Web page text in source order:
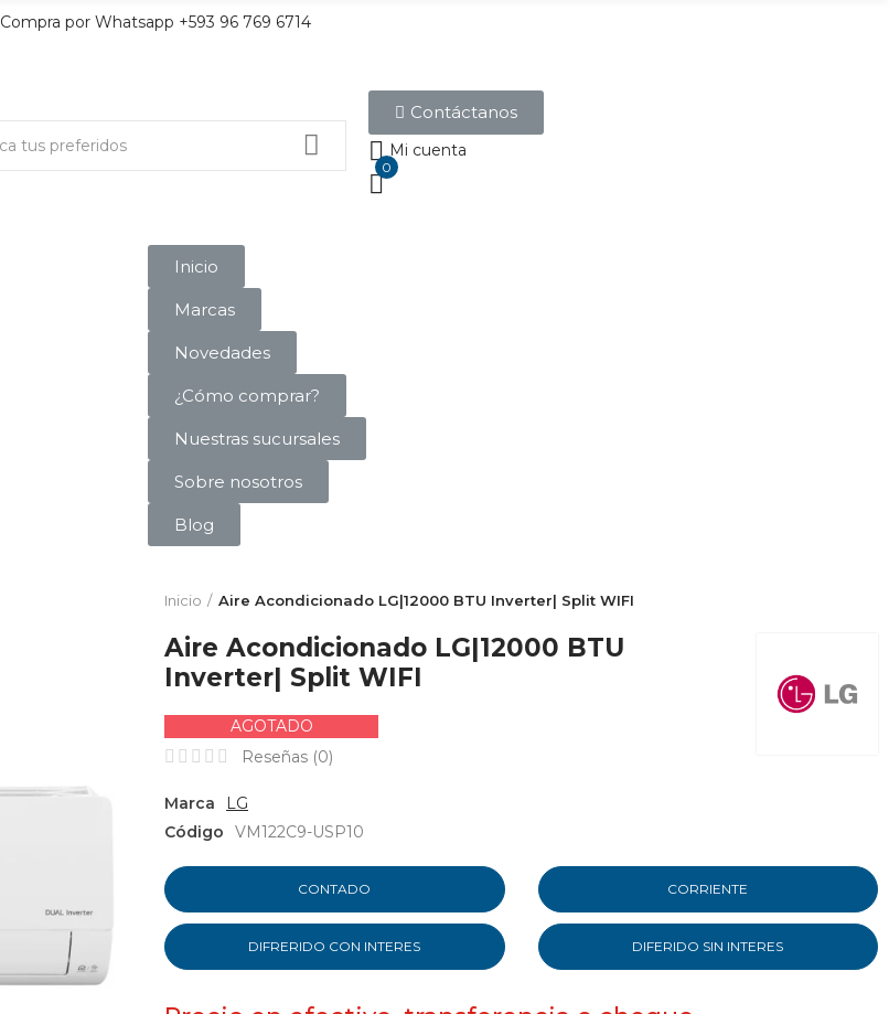
Compra por Whatsapp +593 96 769 6714
Contáctanos
Mi cuenta
0
Inicio
Marcas
Novedades
¿Cómo comprar?
Nuestras sucursales
Sobre nosotros
Blog
Inicio Aire Acondicionado LG|12000 BTU Inverter| Split WIFI
Aire Acondicionado LG|12000 BTU
Inverter| Split WIFI
AGOTADO
Reseñas (0)
Marca
LG
Código
VM122C9-USP10
CONTADO CORRIENTE
DIFRERIDO CON INTERES DIFERIDO SIN INTERES